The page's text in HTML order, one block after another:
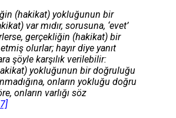
(hakikat) yokluğunun bir
var mıdır, sorusuna, ‘evet’
gerçekliğin (hakikat) bir
olurlar; hayır diye yanıt
şöyle karşılık verilebilir:
yokluğunun bir doğruluğu
onların yokluğu doğru
onların varlığı söz